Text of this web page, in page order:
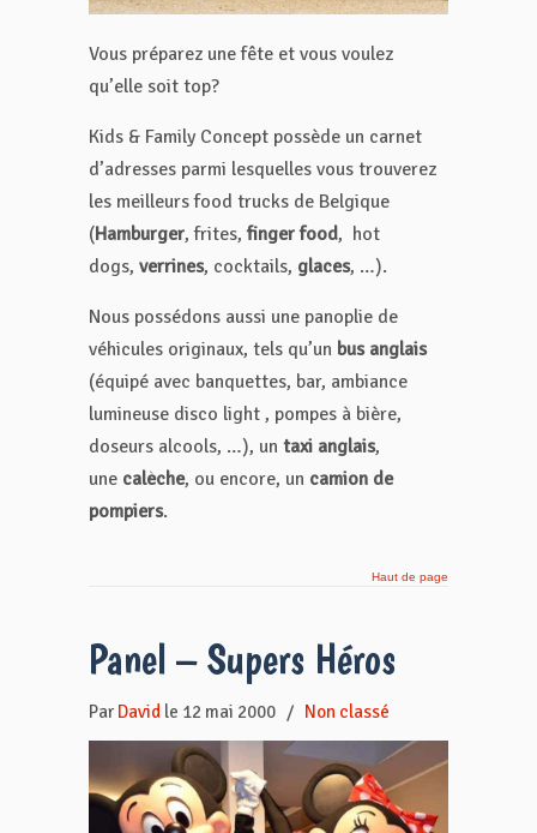
Vous préparez une fête et vous voulez
qu’elle soit top?
Kids & Family Concept possède un carnet
d’adresses parmi lesquelles vous trouverez
les meilleurs food trucks de Belgique
(Hamburger, frites,finger food, hot
dogs, verrines, cocktails, glaces, …).
Nous possédons aussi une panoplie de
véhicules originaux, tels qu’un bus anglais
(équipé avec banquettes, bar, ambiance
lumineuse disco light , pompes à bière,
doseurs alcools, …), un taxi anglais,
une calèche, ou encore, un camion de
pompiers.
Haut de page
Panel – Supers Héros
Par David le 12 mai 2000 / Non classé